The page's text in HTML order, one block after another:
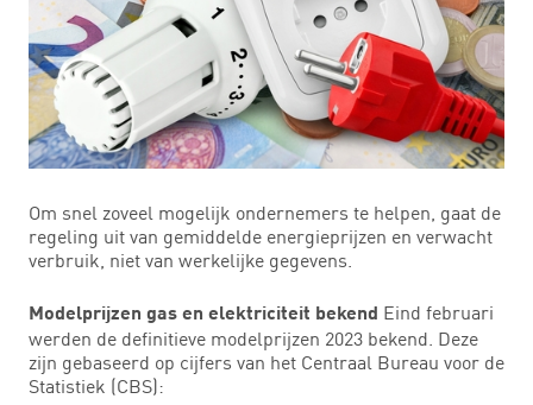
Om snel zoveel mogelijk ondernemers te helpen, gaat de
regeling uit van gemiddelde energieprijzen en verwacht
verbruik, niet van werkelijke gegevens.
Modelprijzen gas en elektriciteit bekend Eind februari
werden de definitieve modelprijzen 2023 bekend. Deze
zijn gebaseerd op cijfers van het Centraal Bureau voor de
Statistiek (CBS):